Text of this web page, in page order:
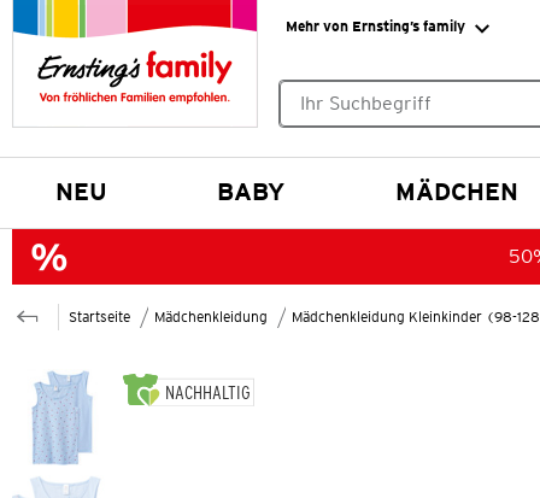
Mehr von Ernsting’s family
NEU BABY MÄDCHEN
Startseite Mädchenkleidung Mädchenkleidung Kleinkinder (98-
NACHHALTIG